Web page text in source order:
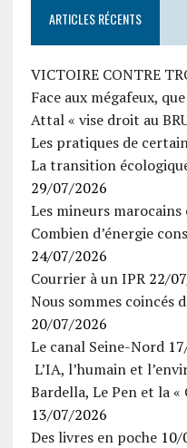
ARTICLES RÉCENTS
VICTOIRE CONTRE
Face aux mégafeux,
Attal « vise droit au
Les pratiques de
La transition
29/07/2026
Les mineurs marocains
Combien d’énergie
24/07/2026
Courrier à un IPR 22/
Nous sommes coincés
20/07/2026
Le canal Seine-Nord
L’IA, l’humain et
Bardella, Le Pen et la «
13/07/2026
Des livres en poche 10/